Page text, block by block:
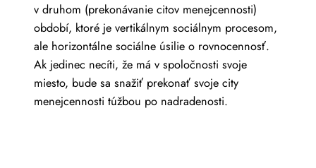
v druhom (prekonávanie citov menejcennosti)
období, ktoré je vertikálnym sociálnym procesom,
ale horizontálne sociálne úsilie o rovnocennosť.
Ak jedinec necíti, že má v spoločnosti svoje
miesto, bude sa snažiť prekonať svoje city
menejcennosti túžbou po nadradenosti.